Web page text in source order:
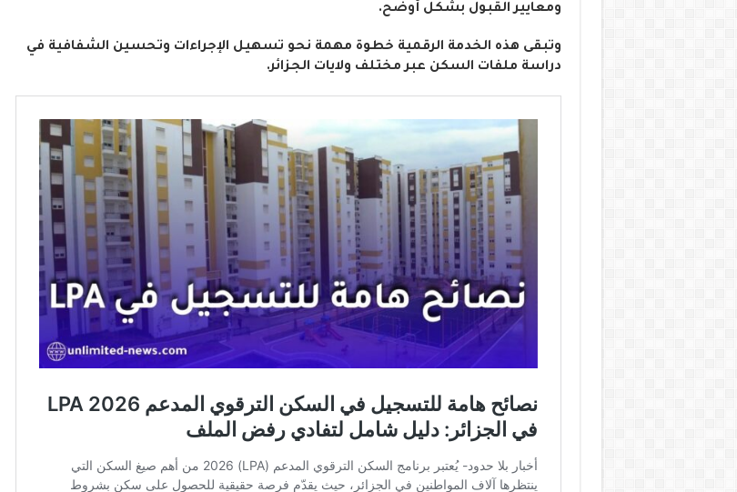
ومعايير القبول بشكل أوضح.
وتبقى هذه الخدمة الرقمية خطوة مهمة نحو تسهيل الإجراءات وتحسين الشفافية في
دراسة ملفات السكن عبر مختلف ولايات الجزائر.